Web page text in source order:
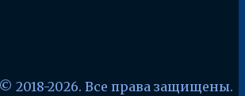
2018-2026. Все права защищены.